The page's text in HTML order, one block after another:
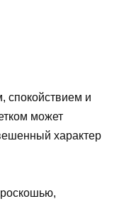
спокойствием и
может
характер